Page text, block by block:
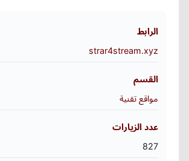
الرابط
strar4stream.xyz
القسم
مواقع تقنية
عدد الزيارات
827